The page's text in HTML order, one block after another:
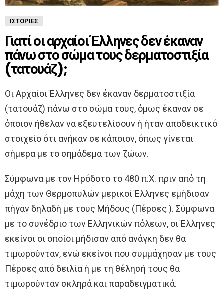
ΙΣΤΟΡΊΕΣ
Γιατί οι αρχαίοι Έλληνες δεν έκαναν
πάνω στο σώμα τους δερματοστιξία
(τατουάζ);
Οι Αρχαίοι Έλληνες δεν έκαναν δερματοστιξία
(τατουάζ) πάνω στο σώμα τους, όμως έκαναν σε
όποιον ήθελαν να εξευτελίσουν ή ήταν αποδεικτικό
στοιχείο ότι ανήκαν σε κάποιον, όπως γίνεται
σήμερα με το σημάδεμα των ζώων.
Σύμφωνα με τον Ηρόδοτο το 480 π.Χ. πριν από τη
μάχη των Θερμοπυλών μερικοί Έλληνες εμήδισαν
πήγαν δηλαδή με τους Μήδους (Πέρσες ). Σύμφωνα
με το συνέδριο των Ελληνικών πόλεων, οι Έλληνες
εκείνοι οι οποίοι μήδισαν από ανάγκη δεν θα
τιμωρούνταν, ενώ εκείνοι που συμμάχησαν με τους
Πέρσες από δειλία ή με τη θέλησή τους θα
τιμωρούνταν σκληρά και παραδειγματικά.